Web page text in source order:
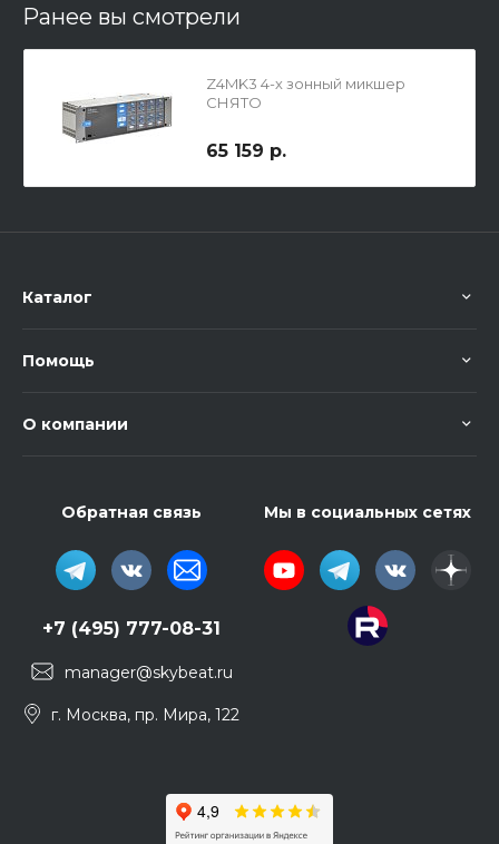
Ранее вы смотрели
Z4MK3 4-х зонный микшер
СНЯТО
65 159 р.
Каталог
Помощь
О компании
Обратная связь
+7 (495) 777-08-31
manager@skybeat.ru
г. Москва, пр. Мира, 122
Мы в социальных сетях